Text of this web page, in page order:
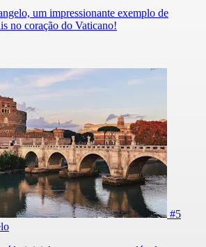
um impressionante exemplo de
no coração do Vaticano!
#5